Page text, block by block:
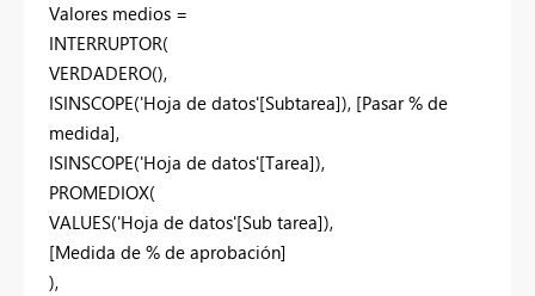
Valores medios =
INTERRUPTOR(
VERDADERO(),
ISINSCOPE('Hoja de datos'[Subtarea]), [Pasar % de
medida],
ISINSCOPE('Hoja de datos'[Tarea]),
PROMEDIOX(
VALUES('Hoja de datos'[Sub tarea]),
[Medida de % de aprobación]
),